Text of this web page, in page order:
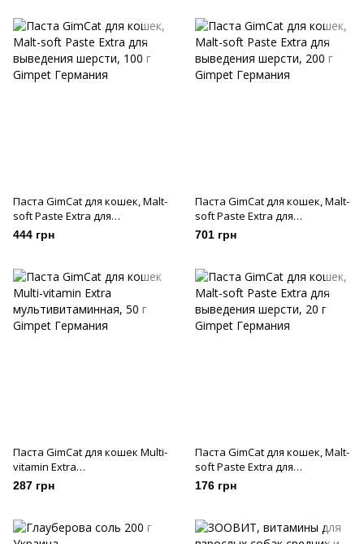
Паста GimCat для кошек, Malt-
soft Paste Extra для
выведения шерсти, 100 г
444 грн
Паста GimCat для кошек, Malt-
soft Paste Extra для
выведения шерсти, 200 г
701 грн
Паста GimCat для кошек Multi-
vitamin Extra
мультивитаминная, 50 г
287 грн
Паста GimCat для кошек, Malt-
soft Paste Extra для
выведения шерсти, 20 г
176 грн